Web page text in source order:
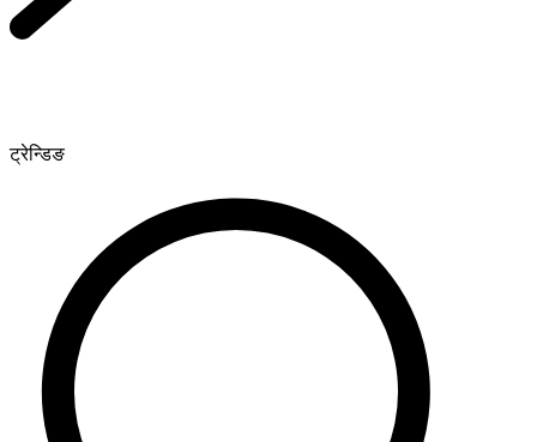
ट्रेन्डिङ